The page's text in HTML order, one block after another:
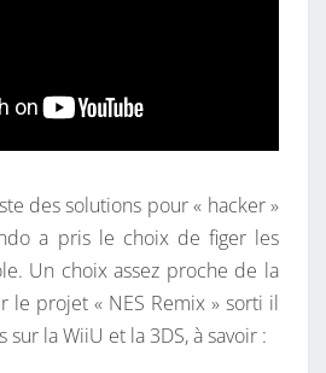
des solutions pour « hacker »
a pris le choix de figer les
Un choix assez proche de la
le projet « NES Remix » sorti il
sur la WiiU et la 3DS, à savoir :